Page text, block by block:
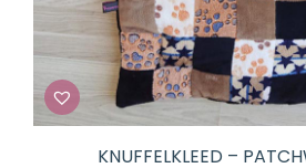
KNUFFELKLEED –